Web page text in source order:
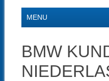
MAIN MENU
MENU
BMW